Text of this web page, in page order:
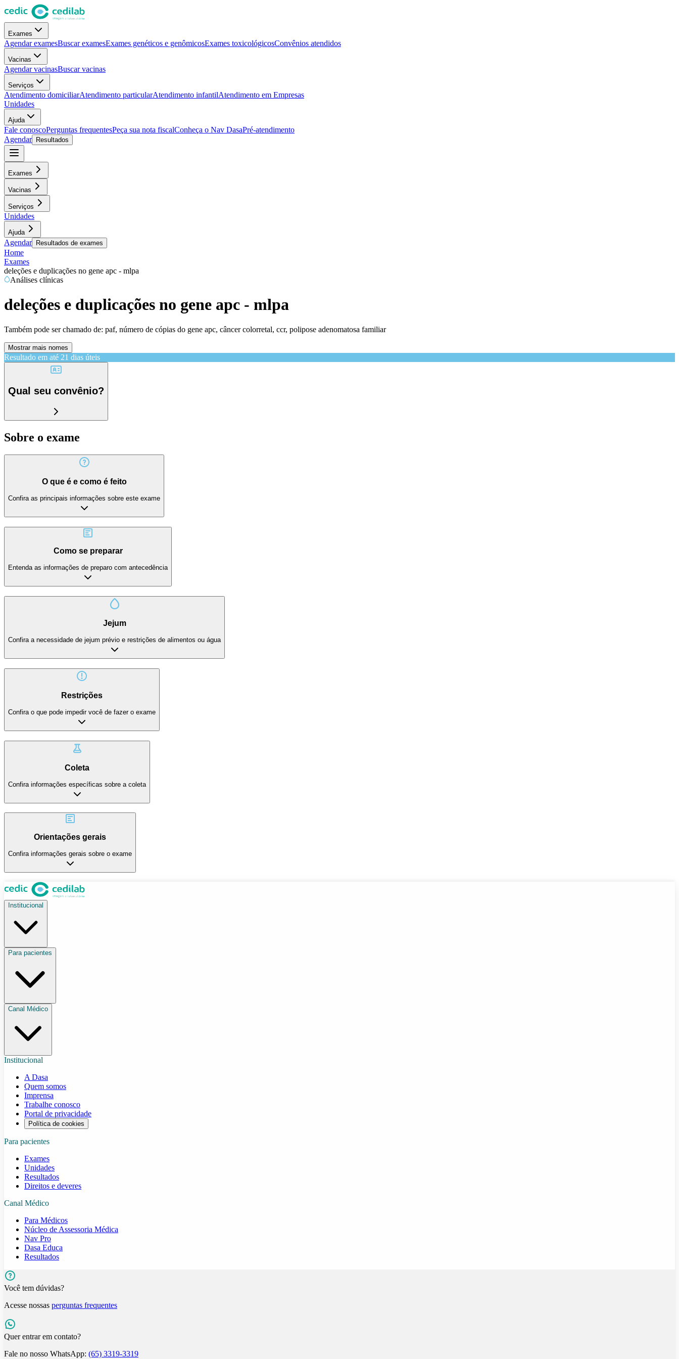
Exames
Agendar examesBuscar examesExames genéticos e genômicosExames toxicológicosConvênios atendidos
Vacinas
Agendar vacinasBuscar vacinas
Serviços
Atendimento domiciliarAtendimento particularAtendimento infantilAtendimento em Empresas
Unidades
Ajuda
Fale conoscoPerguntas frequentesPeça sua nota fiscalConheça o Nav DasaPré-atendimento
Agendar
Resultados
Exames
Vacinas
Serviços
Unidades
Ajuda
Agendar Resultados de exames
Home
Exames
deleções e duplicações no gene apc - mlpa
Análises clínicas
deleções e duplicações no gene apc - mlpa
Também pode ser chamado de: paf, número de cópias do gene apc, câncer colorretal, ccr, polipose adenomatosa familiar
Mostrar mais nomes
Resultado em até 21 dias úteis
Qual seu convênio?
Sobre o exame
O que é e como é feito
Confira as principais informações sobre este exame
Como se preparar
Entenda as informações de preparo com antecedência
Jejum
Confira a necessidade de jejum prévio e restrições de alimentos ou água
Restrições
Confira o que pode impedir você de fazer o exame
Coleta
Confira informações específicas sobre a coleta
Orientações gerais
Confira informações gerais sobre o exame
Institucional
Para pacientes
Canal Médico
Institucional
A Dasa
Quem somos
Imprensa
Trabalhe conosco
Portal de privacidade
Política de cookies
Para pacientes
Exames
Unidades
Resultados
Direitos e deveres
Canal Médico
Para Médicos
Núcleo de Assessoria Médica
Nav Pro
Dasa Educa
Resultados
Você tem dúvidas?
Acesse nossas perguntas frequentes
Quer entrar em contato?
Fale no nosso WhatsApp: (65) 3319-3319